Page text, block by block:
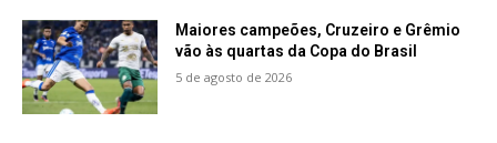
Maiores campeões, Cruzeiro e Grêmio
vão às quartas da Copa do Brasil
5 de agosto de 2026